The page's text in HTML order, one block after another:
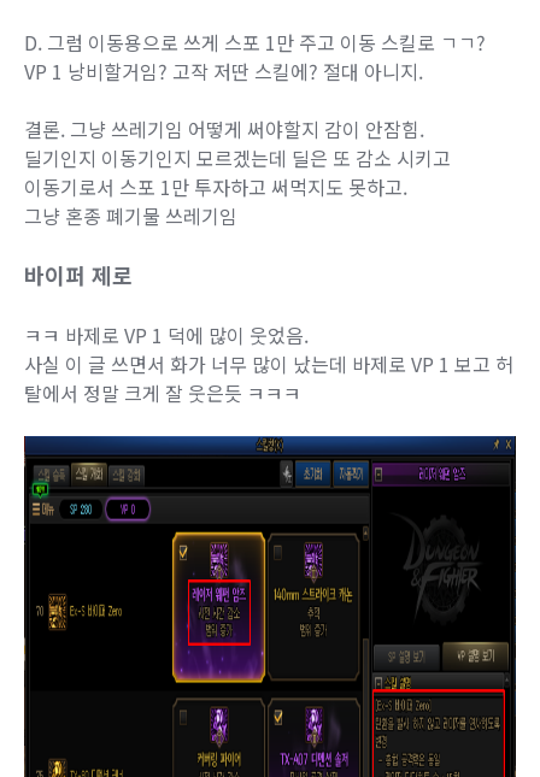
D. 그럼 이동용으로 쓰게 스포 1만 주고 이동 스킬로 ㄱㄱ?
VP 1 낭비할거임? 고작 저딴 스킬에? 절대 아니지.
결론. 그냥 쓰레기임 어떻게 써야할지 감이 안잠힘.
딜기인지 이동기인지 모르겠는데 딜은 또 감소 시키고
이동기로서 스포 1만 투자하고 써먹지도 못하고.
그냥 혼종 폐기물 쓰레기임
바이퍼 제로
ㅋㅋ 바제로 VP 1 덕에 많이 웃었음.
사실 이 글 쓰면서 화가 너무 많이 났는데 바제로 VP 1 보고 허
탈에서 정말 크게 잘 웃은듯 ㅋㅋㅋ